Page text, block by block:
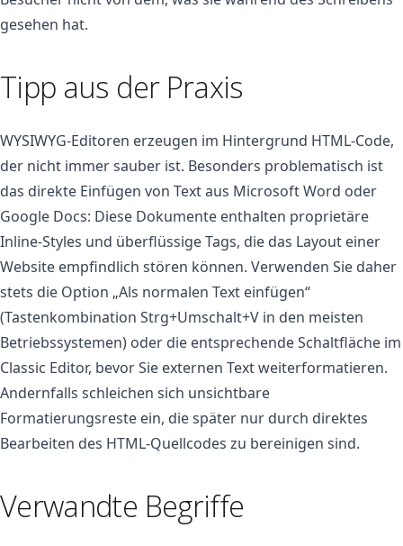
gesehen hat.
Tipp aus der Praxis
WYSIWYG-Editoren erzeugen im Hintergrund HTML-Code,
der nicht immer sauber ist. Besonders problematisch ist
das direkte Einfügen von Text aus Microsoft Word oder
Google Docs: Diese Dokumente enthalten proprietäre
Inline-Styles und überflüssige Tags, die das Layout einer
Website empfindlich stören können. Verwenden Sie daher
stets die Option „Als normalen Text einfügen“
(Tastenkombination Strg+Umschalt+V in den meisten
Betriebssystemen) oder die entsprechende Schaltfläche im
Classic Editor, bevor Sie externen Text weiterformatieren.
Andernfalls schleichen sich unsichtbare
Formatierungsreste ein, die später nur durch direktes
Bearbeiten des HTML-Quellcodes zu bereinigen sind.
Verwandte Begriffe